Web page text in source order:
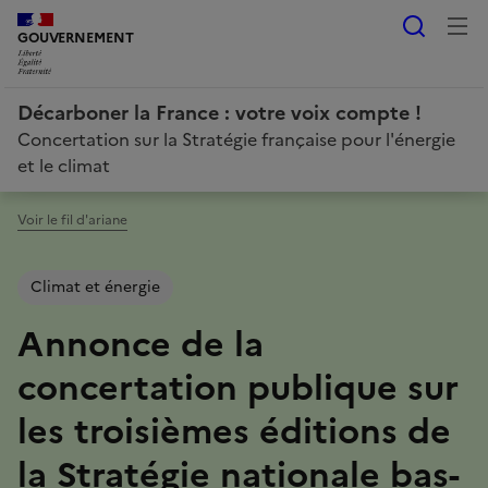
GOUVERNEMENTLIBERTÉ, ÉGALITÉ, FRATERNITÉ
Décarboner la France : votre voix compte !
Concertation sur la Stratégie française pour l'énergie
et le climat
Voir le fil d'ariane
Climat et énergie
Annonce de la
concertation publique sur
les troisièmes éditions de
la Stratégie nationale bas-